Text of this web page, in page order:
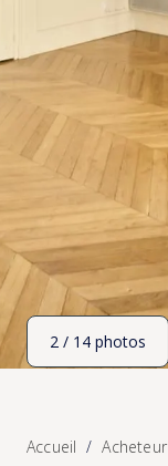
2 / 14 photos
Accueil Acheteur